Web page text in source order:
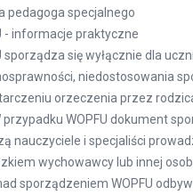
pedagoga specjalnego
- informacje praktyczne
sporządza się wyłącznie dla
niedostosowania
orzeczenia przez
przypadku WOPFU dokument
nauczyciele i specjaliści
wychowawcy lub innej
sporządzeniem WOPFU